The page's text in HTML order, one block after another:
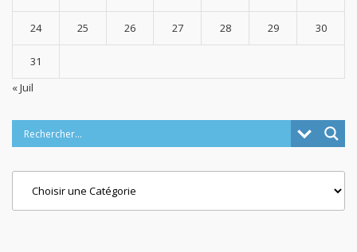
24 25 26 27 28 29 30
31
« Juil